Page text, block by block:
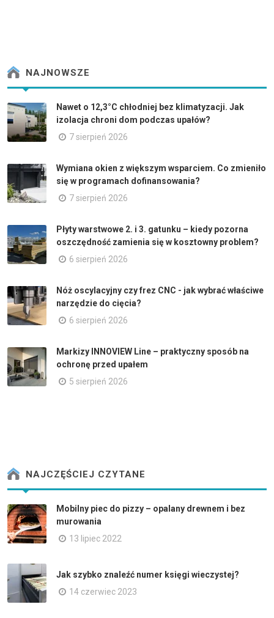
NAJNOWSZE
Nawet o 12,3°C chłodniej bez klimatyzacji. Jak
izolacja chroni dom podczas upałów?
7 sierpień 2026
Wymiana okien z większym wsparciem. Co zmieniło
się w programach dofinansowania?
7 sierpień 2026
Płyty warstwowe 2. i 3. gatunku – kiedy pozorna
oszczędność zamienia się w kosztowny problem?
6 sierpień 2026
Nóż oscylacyjny czy frez CNC - jak wybrać właściwe
narzędzie do cięcia?
6 sierpień 2026
Markizy INNOVIEW Line – praktyczny sposób na
ochronę przed upałem
5 sierpień 2026
NAJCZĘŚCIEJ CZYTANE
Mobilny piec do pizzy – opalany drewnem i bez
murowania
13 lipiec 2022
Jak szybko znaleźć numer księgi wieczystej?
14 czerwiec 2023